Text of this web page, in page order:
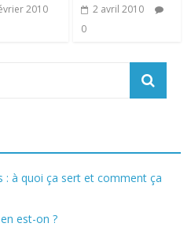
2010
2 avril 2010
0
: à quoi ça sert et comment ça
est-on ?